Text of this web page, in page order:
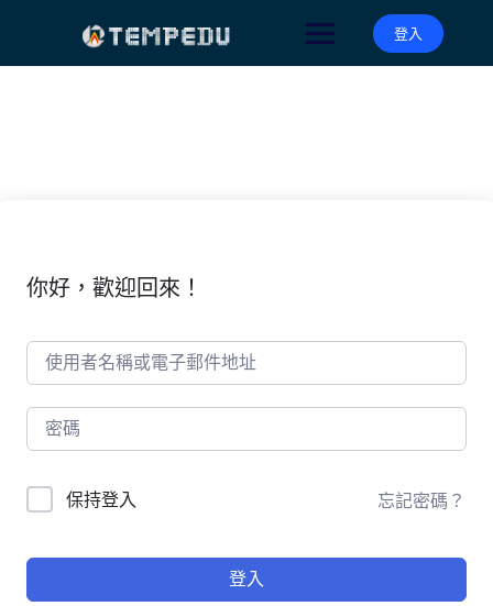
登入
你好，歡迎回來！
保持登入 忘記密碼？
登入